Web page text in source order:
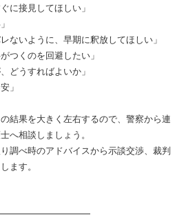
に接見してほしい」
ないように、早期に釈放してほしい」
つくのを回避したい」
どうすればよいか」
」
結果を大きく左右するので、警察から連
へ相談しましょう。
調べ時のアドバイスから示談交渉、裁判
ます。